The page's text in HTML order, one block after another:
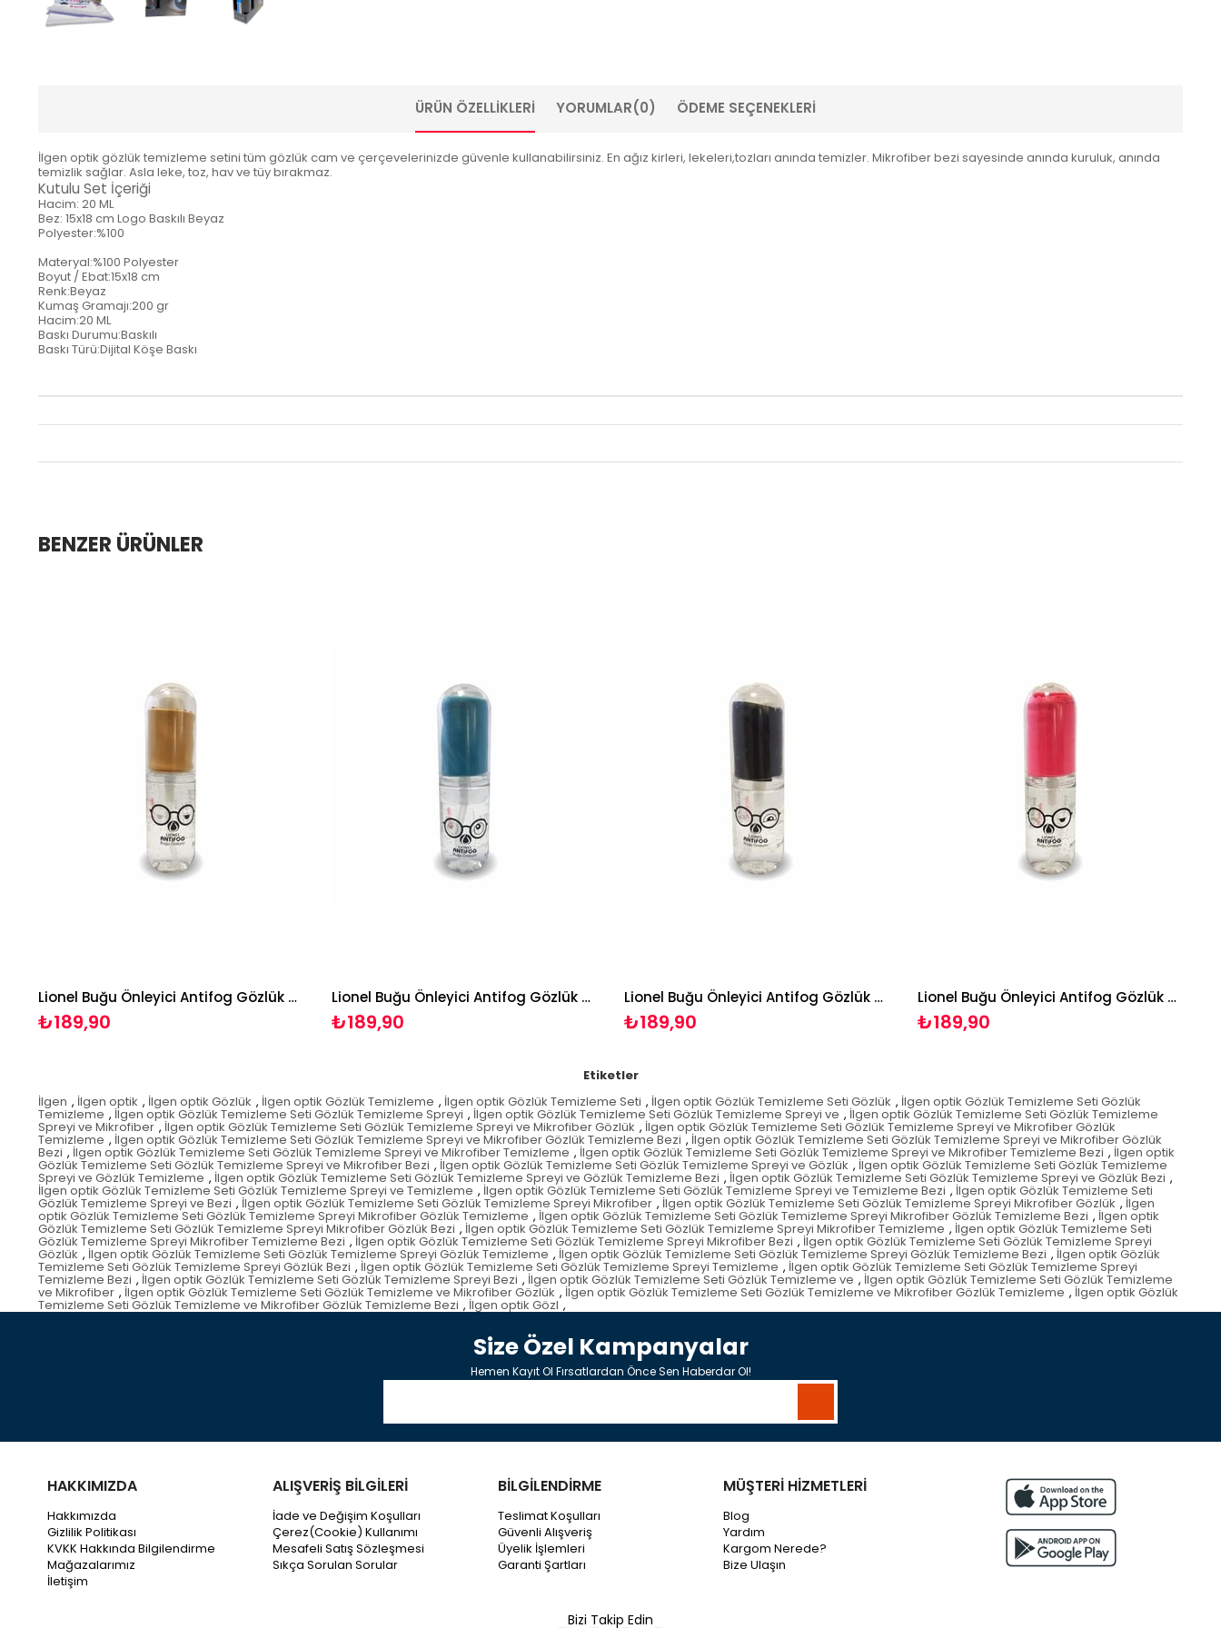
ÜRÜN ÖZELLIKLERI YORUMLAR(0) ÖDEME SEÇENEKLERI
İlgen optik gözlük temizleme setini tüm gözlük cam ve çerçevelerinizde güvenle kullanabilirsiniz. En ağız kirleri, lekeleri,tozları anında temizler. Mikrofiber bezi sayesinde anında kuruluk, anında
temizlik sağlar. Asla leke, toz, hav ve tüy bırakmaz.
Kutulu Set İçeriği
Hacim: 20 ML
Bez: 15x18 cm Logo Baskılı Beyaz
Polyester:%100
Materyal:%100 Polyester
Boyut / Ebat:15x18 cm
Renk:Beyaz
Kumaş Gramajı:200 gr
Hacim:20 ML
Baskı Durumu:Baskılı
Baskı Türü:Dijital Köşe Baskı
BENZER ÜRÜNLER
Lionel Buğu Önleyici Antifog Gözlük Sprey Seti
₺189,90
Lionel Buğu Önleyici Antifog Gözlük Sprey Seti
₺189,90
Lionel Buğu Önleyici Antifog Gözlük Sprey Seti
₺189,90
Lionel Buğu Önleyici Antifog Gözlük Sprey Seti
₺189,90
Etiketler
İlgen , İlgen optik , İlgen optik Gözlük , İlgen optik Gözlük Temizleme , İlgen optik Gözlük Temizleme Seti , İlgen optik Gözlük Temizleme Seti Gözlük , İlgen optik Gözlük Temizleme Seti Gözlük
Temizleme , İlgen optik Gözlük Temizleme Seti Gözlük Temizleme Spreyi , İlgen optik Gözlük Temizleme Seti Gözlük Temizleme Spreyi ve , İlgen optik Gözlük Temizleme Seti Gözlük Temizleme
Spreyi ve Mikrofiber , İlgen optik Gözlük Temizleme Seti Gözlük Temizleme Spreyi ve Mikrofiber Gözlük , İlgen optik Gözlük Temizleme Seti Gözlük Temizleme Spreyi ve Mikrofiber Gözlük
Temizleme , İlgen optik Gözlük Temizleme Seti Gözlük Temizleme Spreyi ve Mikrofiber Gözlük Temizleme Bezi , İlgen optik Gözlük Temizleme Seti Gözlük Temizleme Spreyi ve Mikrofiber Gözlük
Bezi , İlgen optik Gözlük Temizleme Seti Gözlük Temizleme Spreyi ve Mikrofiber Temizleme , İlgen optik Gözlük Temizleme Seti Gözlük Temizleme Spreyi ve Mikrofiber Temizleme Bezi , İlgen optik
Gözlük Temizleme Seti Gözlük Temizleme Spreyi ve Mikrofiber Bezi , İlgen optik Gözlük Temizleme Seti Gözlük Temizleme Spreyi ve Gözlük , İlgen optik Gözlük Temizleme Seti Gözlük Temizleme
Spreyi ve Gözlük Temizleme , İlgen optik Gözlük Temizleme Seti Gözlük Temizleme Spreyi ve Gözlük Temizleme Bezi , İlgen optik Gözlük Temizleme Seti Gözlük Temizleme Spreyi ve Gözlük Bezi ,
İlgen optik Gözlük Temizleme Seti Gözlük Temizleme Spreyi ve Temizleme , İlgen optik Gözlük Temizleme Seti Gözlük Temizleme Spreyi ve Temizleme Bezi , İlgen optik Gözlük Temizleme Seti
Gözlük Temizleme Spreyi ve Bezi , İlgen optik Gözlük Temizleme Seti Gözlük Temizleme Spreyi Mikrofiber , İlgen optik Gözlük Temizleme Seti Gözlük Temizleme Spreyi Mikrofiber Gözlük , İlgen
optik Gözlük Temizleme Seti Gözlük Temizleme Spreyi Mikrofiber Gözlük Temizleme , İlgen optik Gözlük Temizleme Seti Gözlük Temizleme Spreyi Mikrofiber Gözlük Temizleme Bezi , İlgen optik
Gözlük Temizleme Seti Gözlük Temizleme Spreyi Mikrofiber Gözlük Bezi , İlgen optik Gözlük Temizleme Seti Gözlük Temizleme Spreyi Mikrofiber Temizleme , İlgen optik Gözlük Temizleme Seti
Gözlük Temizleme Spreyi Mikrofiber Temizleme Bezi , İlgen optik Gözlük Temizleme Seti Gözlük Temizleme Spreyi Mikrofiber Bezi , İlgen optik Gözlük Temizleme Seti Gözlük Temizleme Spreyi
Gözlük , İlgen optik Gözlük Temizleme Seti Gözlük Temizleme Spreyi Gözlük Temizleme , İlgen optik Gözlük Temizleme Seti Gözlük Temizleme Spreyi Gözlük Temizleme Bezi , İlgen optik Gözlük
Temizleme Seti Gözlük Temizleme Spreyi Gözlük Bezi , İlgen optik Gözlük Temizleme Seti Gözlük Temizleme Spreyi Temizleme , İlgen optik Gözlük Temizleme Seti Gözlük Temizleme Spreyi
Temizleme Bezi , İlgen optik Gözlük Temizleme Seti Gözlük Temizleme Spreyi Bezi , İlgen optik Gözlük Temizleme Seti Gözlük Temizleme ve , İlgen optik Gözlük Temizleme Seti Gözlük Temizleme
ve Mikrofiber , İlgen optik Gözlük Temizleme Seti Gözlük Temizleme ve Mikrofiber Gözlük , İlgen optik Gözlük Temizleme Seti Gözlük Temizleme ve Mikrofiber Gözlük Temizleme , İlgen optik Gözlük
Temizleme Seti Gözlük Temizleme ve Mikrofiber Gözlük Temizleme Bezi , İlgen optik Gözl ,
Size Özel Kampanyalar
Hemen Kayıt Ol Fırsatlardan Önce Sen Haberdar Ol!
HAKKIMIZDA
Hakkımızda
Gizlilik Politikası
KVKK Hakkında Bilgilendirme
Mağazalarımız
İletişim
ALIŞVERİŞ BİLGİLERİ
İade ve Değişim Koşulları
Çerez(Cookie) Kullanımı
Mesafeli Satış Sözleşmesi
Sıkça Sorulan Sorular
BİLGİLENDİRME
Teslimat Koşulları
Güvenli Alışveriş
Üyelik İşlemleri
Garanti Şartları
MÜŞTERİ HİZMETLERİ
Blog
Yardım
Kargom Nerede?
Bize Ulaşın
Bizi Takip Edin